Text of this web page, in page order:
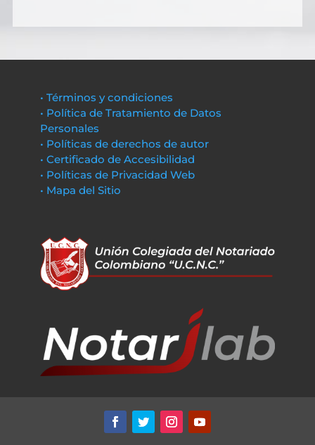
• Términos y condiciones
• Política de Tratamiento de Datos
Personales
• Políticas de derechos de autor
• Certificado de Accesibilidad
• Políticas de Privacidad Web
• Mapa del Sitio